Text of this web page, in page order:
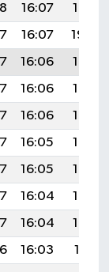
16:07
19:21
16:07
19:20
16:06
19:19
16:06
19:18
16:06
19:17
16:05
19:16
16:05
19:14
16:04
19:13
16:04
19:12
16:03
19:11